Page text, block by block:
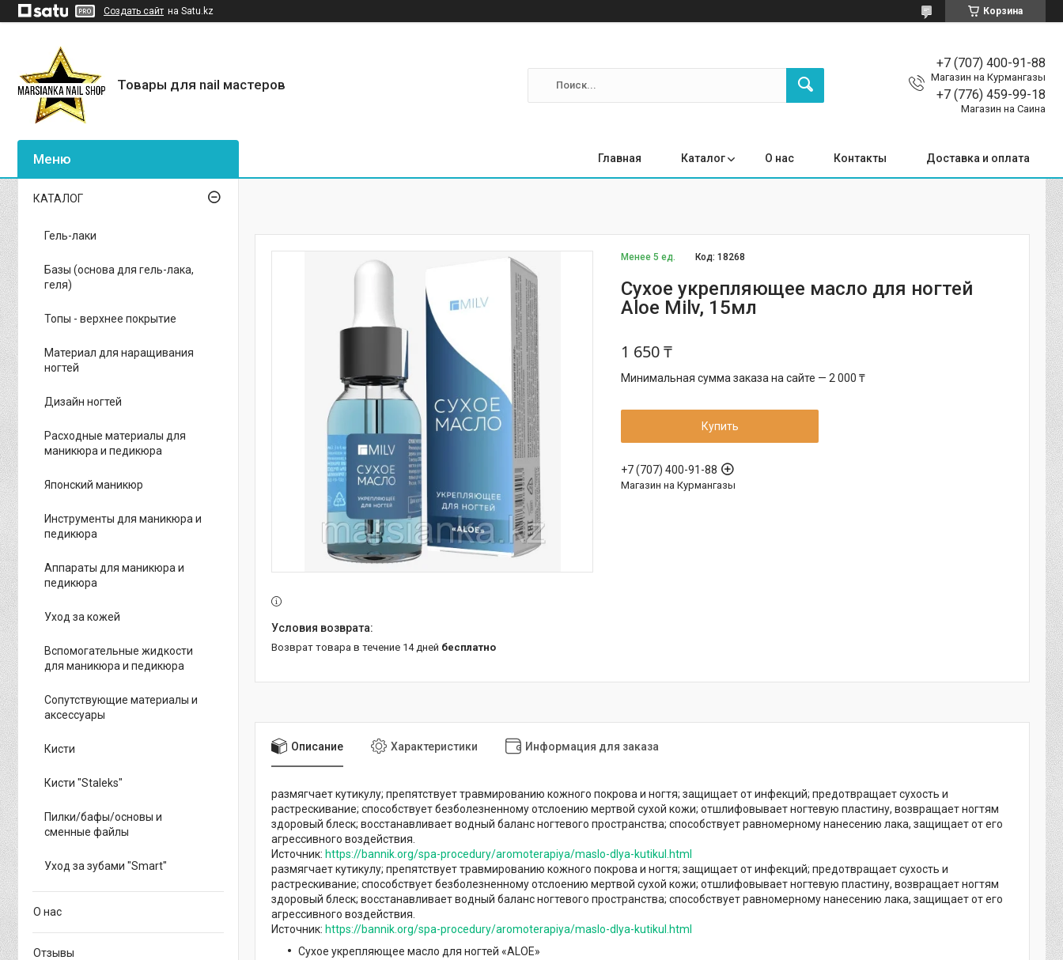
Создать сайт на Satu.kz Корзина
Товары для nail мастеров
+7 (707) 400-91-88
Магазин на Курмангазы
+7 (776) 459-99-18
Магазин на Саина
Главная Каталог О нас Контакты Доставка и оплата
Менее 5 ед. Код:18268
Сухое укрепляющее масло для ногтей
Aloe Milv, 15мл
1 650 ₸
Минимальная сумма заказа на сайте — 2 000 ₸
Купить
+7 (707) 400-91-88
Магазин на Курмангазы
возврат товара в течение 14 дней бесплатно
Описание Характеристики Информация для заказа
размягчает кутикулу; препятствует травмированию кожного покрова и ногтя; защищает от инфекций; предотвращает сухость и
растрескивание; способствует безболезненному отслоению мертвой сухой кожи; отшлифовывает ногтевую пластину, возвращает ногтям
здоровый блеск; восстанавливает водный баланс ногтевого пространства; способствует равномерному нанесению лака, защищает от его
агрессивного воздействия.
Источник: https://bannik.org/spa-procedury/aromoterapiya/maslo-dlya-kutikul.html
размягчает кутикулу; препятствует травмированию кожного покрова и ногтя; защищает от инфекций; предотвращает сухость и
растрескивание; способствует безболезненному отслоению мертвой сухой кожи; отшлифовывает ногтевую пластину, возвращает ногтям
здоровый блеск; восстанавливает водный баланс ногтевого пространства; способствует равномерному нанесению лака, защищает от его
агрессивного воздействия.
Источник: https://bannik.org/spa-procedury/aromoterapiya/maslo-dlya-kutikul.html
Сухое укрепляющее масло для ногтей «ALOE»
КАТАЛОГ
Гель-лаки
Базы (основа для гель-лака,
геля)
Топы - верхнее покрытие
Материал для наращивания
ногтей
Дизайн ногтей
Расходные материалы для
маникюра и педикюра
Японский маникюр
Инструменты для маникюра и
педикюра
Аппараты для маникюра и
педикюра
Уход за кожей
Вспомогательные жидкости
для маникюра и педикюра
Сопутствующие материалы и
аксессуары
Кисти
Кисти "Staleks"
Пилки/бафы/основы и
сменные файлы
Уход за зубами "Smart"
О нас
Отзывы